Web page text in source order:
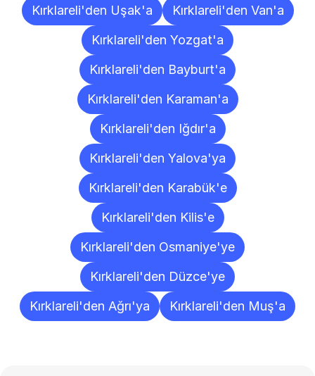
Kırklareli'den Uşak'a
Kırklareli'den Van'a
Kırklareli'den Yozgat'a
Kırklareli'den Bayburt'a
Kırklareli'den Karaman'a
Kırklareli'den Iğdır'a
Kırklareli'den Yalova'ya
Kırklareli'den Karabük'e
Kırklareli'den Kilis'e
Kırklareli'den Osmaniye'ye
Kırklareli'den Düzce'ye
Kırklareli'den Ağrı'ya
Kırklareli'den Muş'a